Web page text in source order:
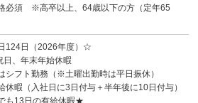
必須 ※高卒以上、64歳以下の方（定年65
124日（2026年度）☆
日、年末年始休暇
シフト勤務（※土曜出勤時は平日振休）
休暇（入社日に3日付与＋半年後に10日付与）